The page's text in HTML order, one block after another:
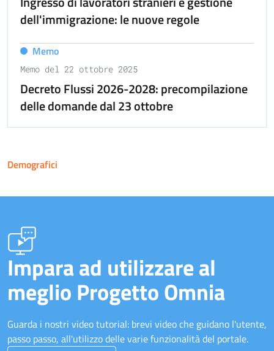
dell'immigrazione: le nuove regole
Memo
Memo del 22 ottobre 2025
Decreto Flussi 2026-2028: precompilazione
delle domande dal 23 ottobre
Demografici
Impara ad utilizzare al
meglio Progetto Omnia
Guarda i nostri video tutorial: brevi video che guidano l'utente,
passo passo, all'utilizzo delle varie funzionalità del portale.